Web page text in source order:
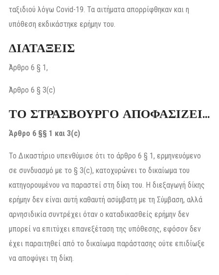
ταξιδιού λόγω Covid-19. Τα αιτήματα απορρίφθηκαν και η
υπόθεση εκδικάστηκε ερήμην του.
ΔΙΑΤΑΞΕΙΣ
Άρθρο 6 § 1,
Άρθρο 6 § 3(c)
ΤΟ ΣΤΡΑΣΒΟΥΡΓΟ ΑΠΟΦΑΣΙΖΕΙ…
Άρθρο 6 §§ 1 και 3(c)
Το Δικαστήριο υπενθύμισε ότι το άρθρο 6 § 1, ερμηνευόμενο
σε συνδυασμό με το § 3(c), κατοχυρώνει το δικαίωμα του
κατηγορουμένου να παραστεί στη δίκη του. Η διεξαγωγή δίκης
ερήμην δεν είναι αυτή καθαυτή ασύμβατη με τη Σύμβαση, αλλά
αρνησιδικία συντρέχει όταν ο καταδικασθείς ερήμην δεν
μπορεί να επιτύχει επανεξέταση της υπόθεσης, εφόσον δεν
έχει παραιτηθεί από το δικαίωμα παράστασης ούτε επιδίωξε
να αποφύγει τη δίκη.